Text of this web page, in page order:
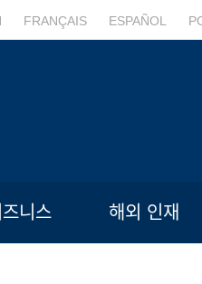
FRANÇAIS ESPAÑOL
즈니스 해외 인재